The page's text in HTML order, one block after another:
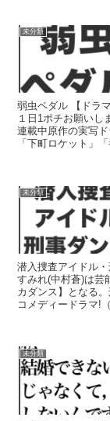
未分類
弱虫ペダル 【ドラ
１日1ポチお願いし
連載中原作の実写
「下町ロケット」
未分類
潜入捜査アイドル
すみれ(中村蒼)は芸
カダンス】となる
コメディードラマ!
未分類